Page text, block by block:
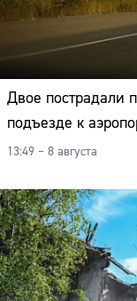
Двое пострадали
подъезде к
13:49 – 8 августа